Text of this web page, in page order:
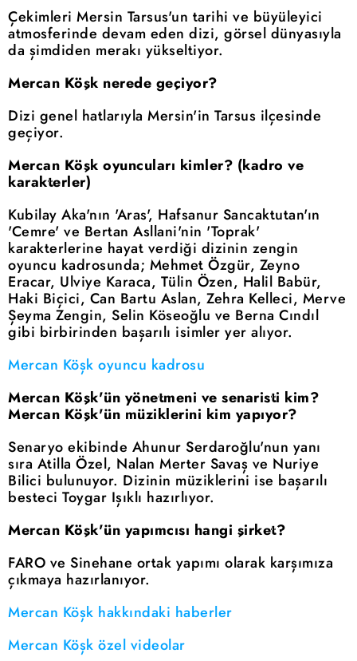
Çekimleri Mersin Tarsus'un tarihi ve büyüleyici
atmosferinde devam eden dizi, görsel dünyasıyla
da şimdiden merakı yükseltiyor.
Mercan Köşk nerede geçiyor?
Dizi genel hatlarıyla Mersin'in Tarsus ilçesinde
geçiyor.
Mercan Köşk oyuncuları kimler? (kadro ve
karakterler)
Kubilay Aka'nın 'Aras', Hafsanur Sancaktutan'ın
'Cemre' ve Bertan Asllani'nin 'Toprak'
karakterlerine hayat verdiği dizinin zengin
oyuncu kadrosunda; Mehmet Özgür, Zeyno
Eracar, Ulviye Karaca, Tülin Özen, Halil Babür,
Haki Biçici, Can Bartu Aslan, Zehra Kelleci, Merve
Şeyma Zengin, Selin Köseoğlu ve Berna Cındıl
gibi birbirinden başarılı isimler yer alıyor.
Mercan Köşk oyuncu kadrosu
Mercan Köşk'ün yönetmeni ve senaristi kim?
Mercan Köşk'ün müziklerini kim yapıyor?
Senaryo ekibinde Ahunur Serdaroğlu'nun yanı
sıra Atilla Özel, Nalan Merter Savaş ve Nuriye
Bilici bulunuyor. Dizinin müziklerini ise başarılı
besteci Toygar Işıklı hazırlıyor.
Mercan Köşk'ün yapımcısı hangi şirket?
FARO ve Sinehane ortak yapımı olarak karşımıza
çıkmaya hazırlanıyor.
Mercan Köşk hakkındaki haberler
Mercan Köşk özel videolar